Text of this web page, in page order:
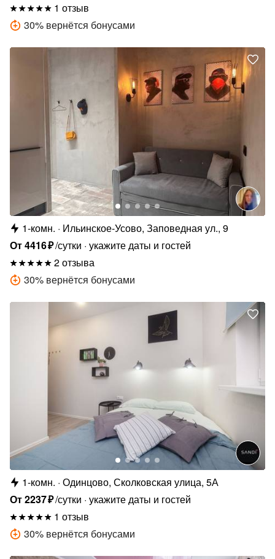
1 отзыв
30% вернётся бонусами
1-комн.
Ильинское-Усово, Заповедная ул., 9
От4416₽/сутки укажите даты и гостей
2 отзыва
30% вернётся бонусами
1-комн. Одинцово, Сколковская улица, 5А
От2237₽/сутки укажите даты и гостей
1 отзыв
30% вернётся бонусами